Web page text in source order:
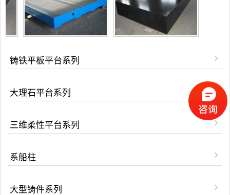
铸铁平板平台系列
大理石平台系列
三维柔性平台系列
系船柱
大型铸件系列